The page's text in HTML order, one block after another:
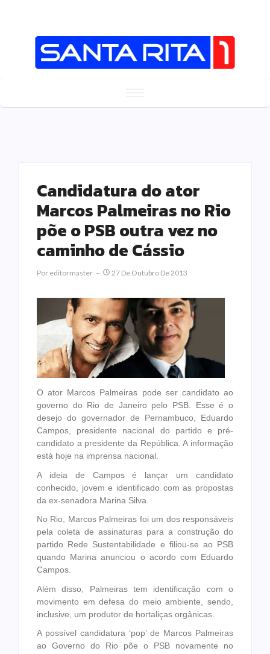
Candidatura do ator
Marcos Palmeiras no Rio
põe o PSB outra vez no
caminho de Cássio
Por Editormaster 27 De Outubro De 2013
O ator Marcos Palmeiras pode ser candidato ao
governo do Rio de Janeiro pelo PSB. Esse é o
desejo do governador de Pernambuco, Eduardo
Campos, presidente nacional do partido e pré-
candidato a presidente da República. A informação
está hoje na imprensa nacional.
A ideia de Campos é lançar um candidato
conhecido, jovem e identificado com as propostas
da ex-senadora Marina Silva.
No Rio, Marcos Palmeiras foi um dos responsáveis
pela coleta de assinaturas para a construção do
partido Rede Sustentabilidade e filiou-se ao PSB
quando Marina anunciou o acordo com Eduardo
Campos.
Além disso, Palmeiras tem identificação com o
movimento em defesa do meio ambiente, sendo,
inclusive, um produtor de hortaliças orgânicas.
A possível candidatura ‘pop’ de Marcos Palmeiras
ao Governo do Rio põe o PSB novamente no